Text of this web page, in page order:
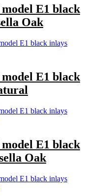
E1 black
Oak
E1 black
E1 black
Oak